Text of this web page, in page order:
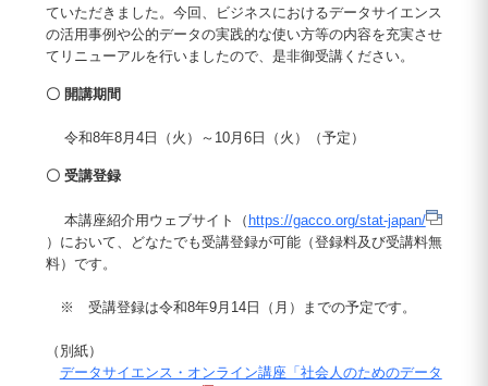
ていただきました。今回、ビジネスにおけるデータサイエンス
の活用事例や公的データの実践的な使い方等の内容を充実させ
てリニューアルを行いましたので、是非御受講ください。
〇 開講期間
令和8年8月4日（火）～10月6日（火）（予定）
〇 受講登録
本講座紹介用ウェブサイト（ https://gacco.org/stat-japan/
）において、どなたでも受講登録が可能（登録料及び受講料無
料）です。
※ 受講登録は令和8年9月14日（月）までの予定です。
（別紙）
データサイエンス・オンライン講座「社会人のためのデータ